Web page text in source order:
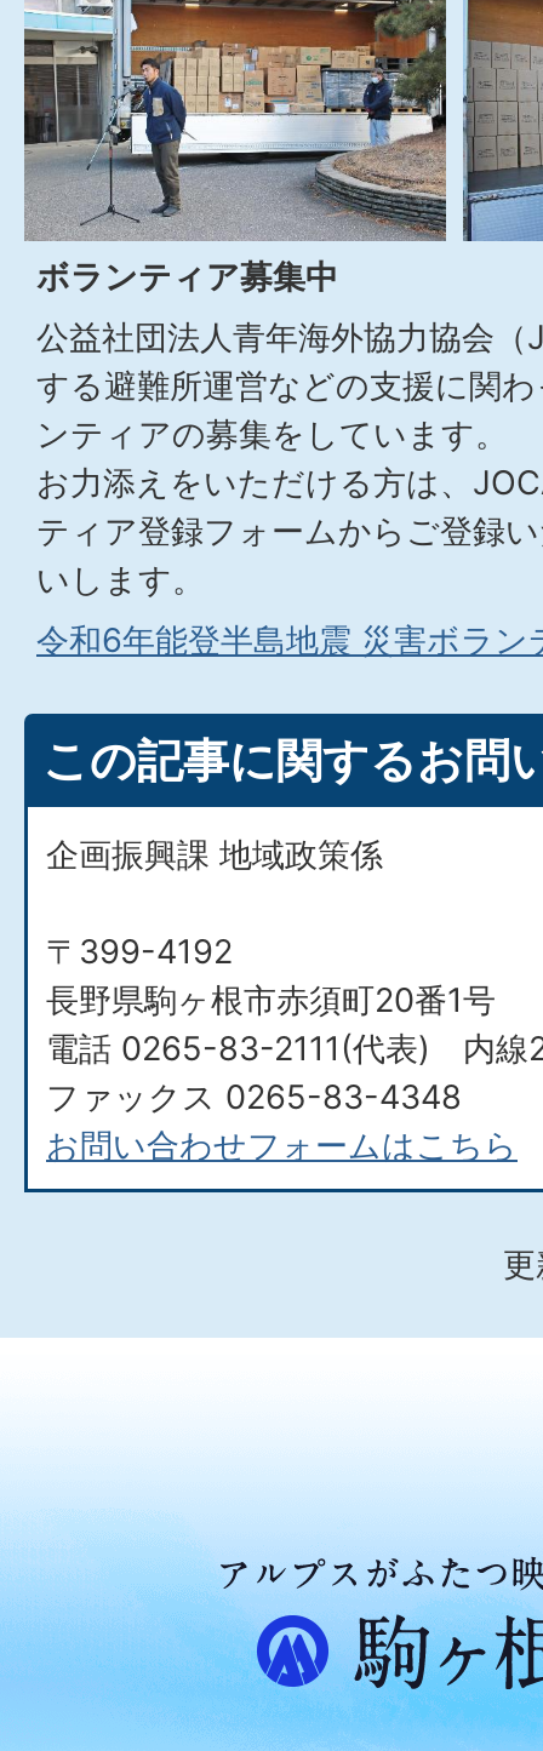
ボランティア募集中
公益社団法人青年海外協力協会
する避難所運営などの支援に関
ンティアの募集をしています。
お力添えをいただける方は、
ティア登録フォームからご登録
いします。
令和6年能登半島地震 災害ボラ
この記事に関するお問
企画振興課 地域政策係
〒399-4192
長野県駒ヶ根市赤須町20番1号
電話 0265-83-2111(代表) 内線
ファックス 0265-83-4348
お問い合わせフォームはこちら
ア
ル
プ
ス